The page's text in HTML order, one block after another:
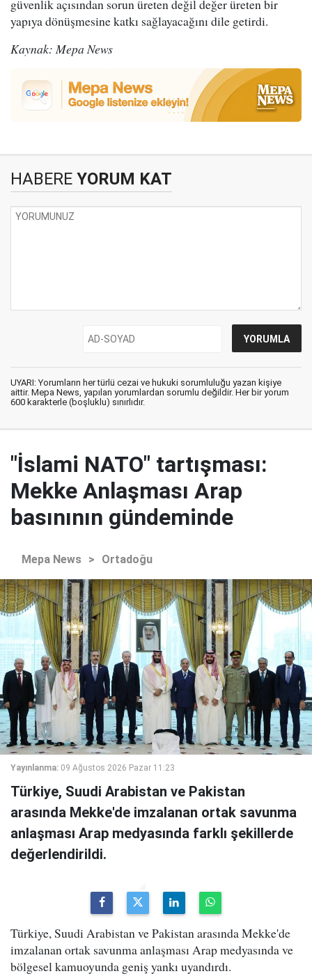
güvenlik açısından sorun üreten değil değer üreten bir
yapıya dönüşmesine katkı sağlayacağını dile getirdi.
Kaynak: Mepa News
HABERE YORUM KAT
UYARI: Yorumların her türlü cezai ve hukuki sorumluluğu yazan kişiye
aittir. Mepa News, yapılan yorumlardan sorumlu değildir. Her bir yorum
600 karakterle (boşluklu) sınırlıdır.
"İslami NATO" tartışması:
Mekke Anlaşması Arap
basınının gündeminde
Mepa News > Ortadoğu
Yayınlanma: 09 Ağustos 2026 Pazar 11:23
Türkiye, Suudi Arabistan ve Pakistan
arasında Mekke'de imzalanan ortak savunma
anlaşması Arap medyasında farklı şekillerde
değerlendirildi.
Türkiye, Suudi Arabistan ve Pakistan arasında Mekke'de
imzalanan ortak savunma anlaşması Arap medyasında ve
bölgesel kamuoyunda geniş yankı uyandırdı.